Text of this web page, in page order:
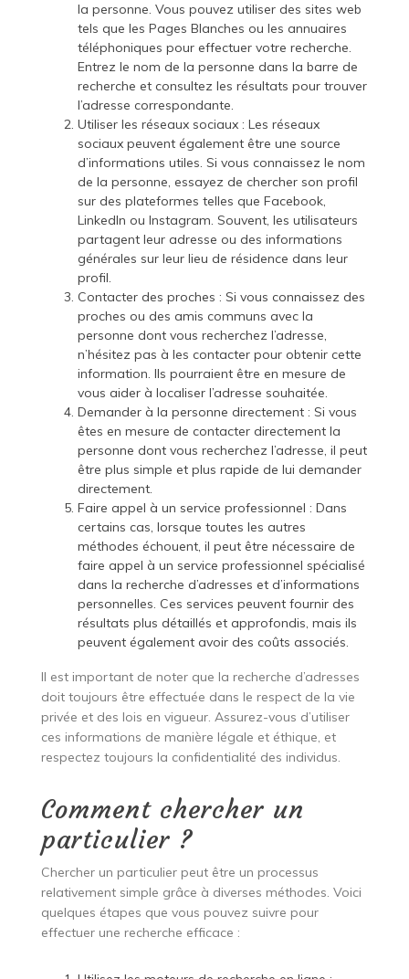
la personne. Vous pouvez utiliser des sites web
tels que les Pages Blanches ou les annuaires
téléphoniques pour effectuer votre recherche.
Entrez le nom de la personne dans la barre de
recherche et consultez les résultats pour trouver
l’adresse correspondante.
Utiliser les réseaux sociaux : Les réseaux
sociaux peuvent également être une source
d’informations utiles. Si vous connaissez le nom
de la personne, essayez de chercher son profil
sur des plateformes telles que Facebook,
LinkedIn ou Instagram. Souvent, les utilisateurs
partagent leur adresse ou des informations
générales sur leur lieu de résidence dans leur
profil.
Contacter des proches : Si vous connaissez des
proches ou des amis communs avec la
personne dont vous recherchez l’adresse,
n’hésitez pas à les contacter pour obtenir cette
information. Ils pourraient être en mesure de
vous aider à localiser l’adresse souhaitée.
Demander à la personne directement : Si vous
êtes en mesure de contacter directement la
personne dont vous recherchez l’adresse, il peut
être plus simple et plus rapide de lui demander
directement.
Faire appel à un service professionnel : Dans
certains cas, lorsque toutes les autres
méthodes échouent, il peut être nécessaire de
faire appel à un service professionnel spécialisé
dans la recherche d’adresses et d’informations
personnelles. Ces services peuvent fournir des
résultats plus détaillés et approfondis, mais ils
peuvent également avoir des coûts associés.
Il est important de noter que la recherche d’adresses
doit toujours être effectuée dans le respect de la vie
privée et des lois en vigueur. Assurez-vous d’utiliser
ces informations de manière légale et éthique, et
respectez toujours la confidentialité des individus.
Comment chercher un
particulier ?
Chercher un particulier peut être un processus
relativement simple grâce à diverses méthodes. Voici
quelques étapes que vous pouvez suivre pour
effectuer une recherche efficace :